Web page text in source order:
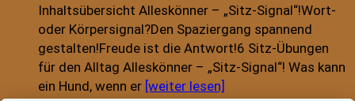
Inhaltsübersicht Alleskönner – „Sitz-Signal“!Wort-
oder Körpersignal?Den Spaziergang spannend
gestalten!Freude ist die Antwort!6 Sitz-Übungen
für den Alltag Alleskönner – „Sitz-Signal“! Was kann
ein Hund, wenn er [weiter lesen]